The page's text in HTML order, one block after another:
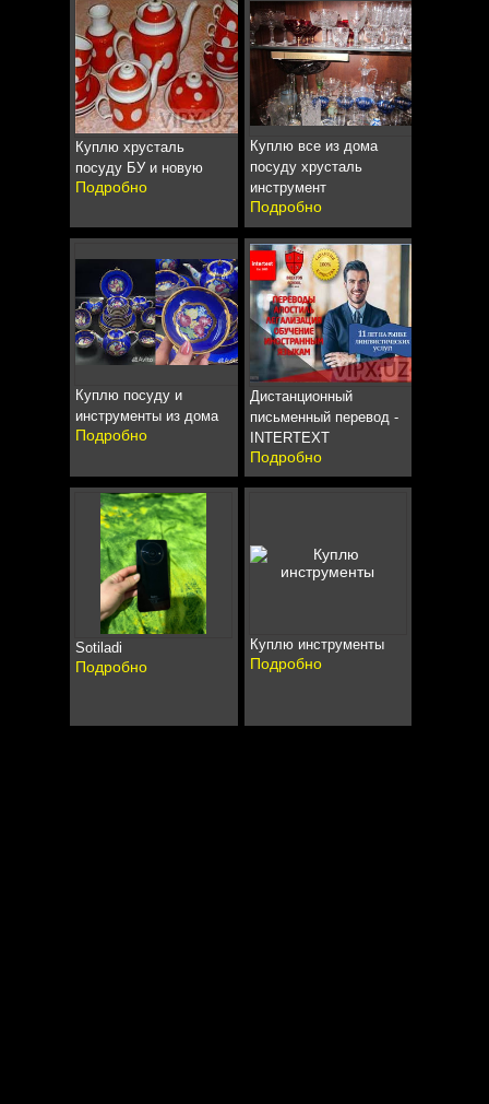
Куплю хрусталь
посуду БУ и новую
Подробно
Куплю все из дома
посуду хрусталь
инструмент
Подробно
Куплю посуду и
инструменты из дома
Подробно
Дистанционный
письменный перевод -
INTERTEXT
Подробно
Sotiladi
Подробно
Куплю инструменты
Подробно